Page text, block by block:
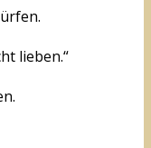
lieben.“